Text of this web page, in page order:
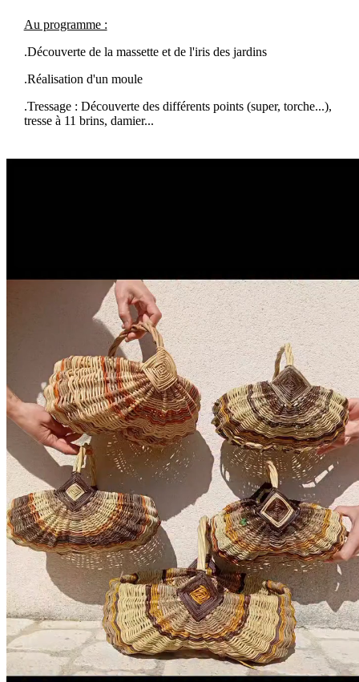
Au programme :
.Découverte de la massette et de l'iris des jardins
.Réalisation d'un moule
.Tressage : Découverte des différents points (super, torche...),
tresse à 11 brins, damier...